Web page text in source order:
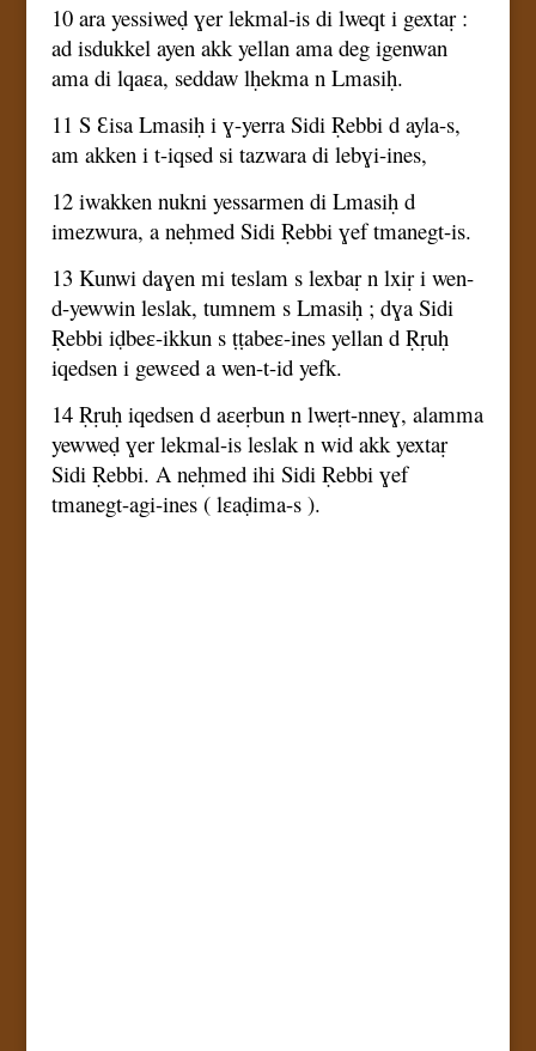
10 ara yessiweḍ ɣer lekmal-is di lweqt i gextaṛ :
ad isdukkel ayen akk yellan ama deg igenwan
ama di lqaɛa, seddaw lḥekma n Lmasiḥ.
11 S Ɛisa Lmasiḥ i ɣ-yerra Sidi Ṛebbi d ayla-s,
am akken i t-iqsed si tazwara di lebɣi-ines,
12 iwakken nukni yessarmen di Lmasiḥ d
imezwura, a neḥmed Sidi Ṛebbi ɣef tmanegt-is.
13 Kunwi daɣen mi teslam s lexbaṛ n lxiṛ i wen-
d-yewwin leslak, tumnem s Lmasiḥ ; dɣa Sidi
Ṛebbi iḍbeɛ-ikkun s ṭṭabeɛ-ines yellan d Ṛṛuḥ
iqedsen i gewɛed a wen-t-id yefk.
14 Ṛṛuḥ iqedsen d aɛeṛbun n lweṛt-nneɣ, alamma
yewweḍ ɣer lekmal-is leslak n wid akk yextaṛ
Sidi Ṛebbi. A neḥmed ihi Sidi Ṛebbi ɣef
tmanegt-agi-ines ( lɛaḍima-s ).